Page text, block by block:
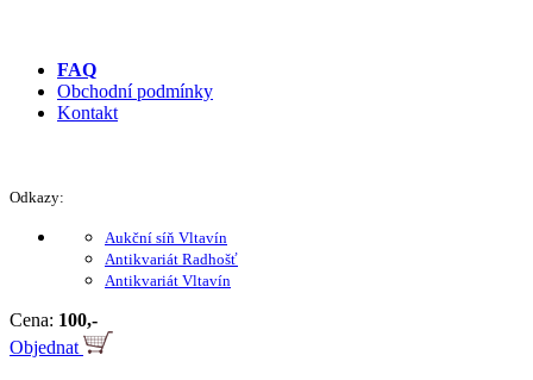
FAQ
Obchodní podmínky
Kontakt
Odkazy:
Aukční síň Vltavín
Antikvariát Radhošť
Antikvariát Vltavín
Cena: 100,-
Objednat